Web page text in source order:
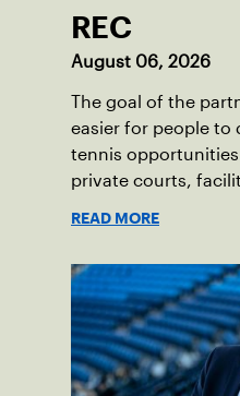
REC
August 06, 2026
The goal of the
easier for people to
tennis
private courts,
READ MORE